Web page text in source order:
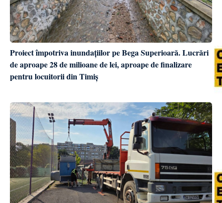
Proiect împotriva inundațiilor pe Bega Superioară. Lucrări
de aproape 28 de milioane de lei, aproape de finalizare
pentru locuitorii din Timiș